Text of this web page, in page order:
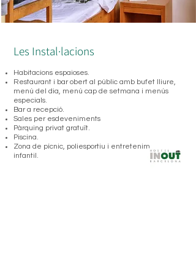
Les Instal·lacions
Habitacions espaioses.
Restaurant i bar obert al públic amb bufet lliure,
menú del dia, menú cap de setmana i menús
especials.
Bar a recepció.
Sales per esdeveniments
Pàrquing privat gratuït.
Piscina.
Zona de pícnic, poliesportiu i entreteniment
infantil.